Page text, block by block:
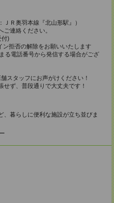
Ｒ奥羽本線『北山形駅』）
連絡ください。
付)
拒否の解除をお願いいたします
る電話番号から発信する場合がござ
スタッフにお声がけください！
せず、普段通りで大丈夫です！
、暮らしに便利な施設が立ち並びま